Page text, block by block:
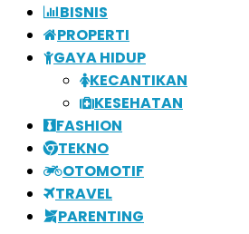
BISNIS
PROPERTI
GAYA HIDUP
KECANTIKAN
KESEHATAN
FASHION
TEKNO
OTOMOTIF
TRAVEL
PARENTING